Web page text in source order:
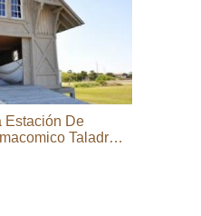
Estación De
Taladro